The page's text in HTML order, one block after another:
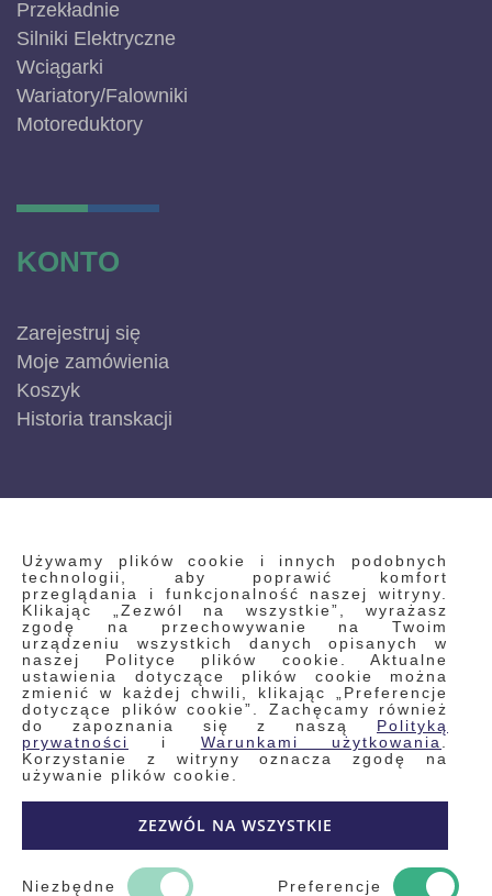
Używamy plików cookie i innych podobnych
technologii, aby poprawić komfort
przeglądania i funkcjonalność naszej witryny.
Klikając „Zezwól na wszystkie”, wyrażasz
zgodę na przechowywanie na Twoim
urządzeniu wszystkich danych opisanych w
naszej Polityce plików cookie. Aktualne
ustawienia dotyczące plików cookie można
zmienić w każdej chwili, klikając „Preferencje
dotyczące plików cookie”. Zachęcamy również
do zapoznania się z naszą Polityką
prywatności
i Warunkami użytkowania
Korzystanie z witryny oznacza zgodę na
używanie plików cookie.
ZEZWÓL NA WSZYSTKIE
Niezbędne Preferencje
Przekładnie
Silniki Elektryczne
Wciągarki
Wariatory/Falowniki
Motoreduktory
KONTO
Zarejestruj się
Moje zamówienia
Koszyk
Historia transkacji
INFORMACJE
Regulamin
Polityka prywatności i pliki cookie
Wyszukiwane frazy
Wyszukiwanie zaawansowane
Zamówienia
Skontaktuj się z nami
Odstąp od umowy
Kontakt